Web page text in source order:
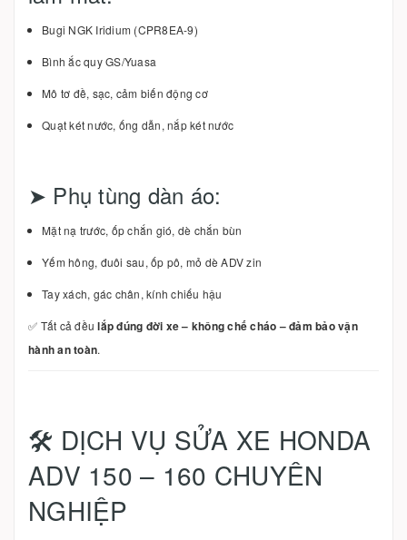
Bugi NGK Iridium (CPR8EA-9)
Bình ắc quy GS/Yuasa
Mô tơ đề, sạc, cảm biến động cơ
Quạt két nước, ống dẫn, nắp két nước
➤ Phụ tùng dàn áo:
Mặt nạ trước, ốp chắn gió, dè chắn bùn
Yếm hông, đuôi sau, ốp pô, mỏ dè ADV zin
Tay xách, gác chân, kính chiếu hậu
✅ Tất cả đềulắp đúng đời xe – không chế cháo – đảm bảo vận
hành an toàn.
🛠 DỊCH VỤ SỬA XE HONDA
ADV 150 – 160 CHUYÊN
NGHIỆP